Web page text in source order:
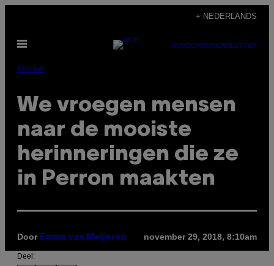
de
inhoud
+ NEDERLANDS
Open
SUBSCRIBENEWSLETTER
Muziek
We vroegen mensen
naar de mooiste
herinneringen die ze
in Perron maakten
Door Emma van Meijeren november 29, 2018, 8:10am
Deel: